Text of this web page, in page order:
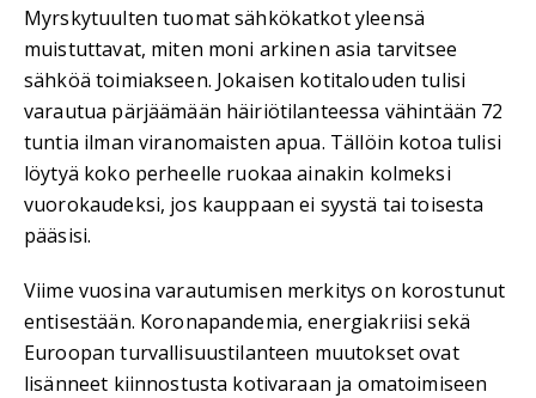
Myrskytuulten tuomat sähkökatkot yleensä
muistuttavat, miten moni arkinen asia tarvitsee
sähköä toimiakseen. Jokaisen kotitalouden tulisi
varautua pärjäämään häiriötilanteessa vähintään 72
tuntia ilman viranomaisten apua. Tällöin kotoa tulisi
löytyä koko perheelle ruokaa ainakin kolmeksi
vuorokaudeksi, jos kauppaan ei syystä tai toisesta
pääsisi.
Viime vuosina varautumisen merkitys on korostunut
entisestään. Koronapandemia, energiakriisi sekä
Euroopan turvallisuustilanteen muutokset ovat
lisänneet kiinnostusta kotivaraan ja omatoimiseen